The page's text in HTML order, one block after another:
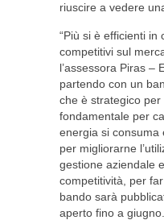
riuscire a vedere
“Più si è efficienti in
competitivi sul
l’assessora Piras –
partendo con un
che è strategico
fondamentale per
energia si consuma
per migliorarne
gestione aziendale
competitività, per
bando sarà
aperto fino a